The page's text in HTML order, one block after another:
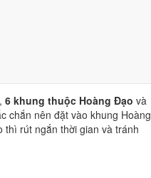
tại
Hắc Đạo ngày
6 khung thuộc Hoàng Đạo và
chắn nên đặt vào khung Hoàng
rút ngắn thời gian và tránh